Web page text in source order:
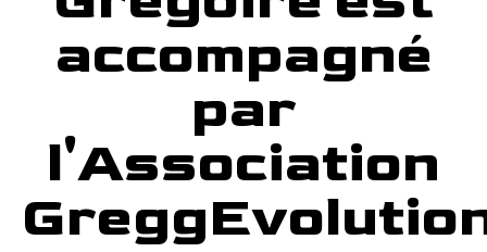
accompagné
par
l'Association